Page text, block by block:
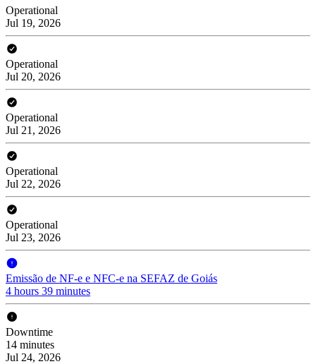
Operational
Jul 19, 2026
Operational
Jul 20, 2026
Operational
Jul 21, 2026
Operational
Jul 22, 2026
Operational
Jul 23, 2026
Emissão de NF-e e NFC-e na SEFAZ de Goiás
4 hours 39 minutes
Downtime
14 minutes
Jul 24, 2026